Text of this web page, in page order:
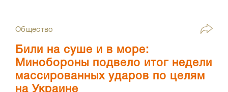
Общество
Били на суше и в море:
Минобороны подвело итог недели
массированных ударов по целям
на Украине